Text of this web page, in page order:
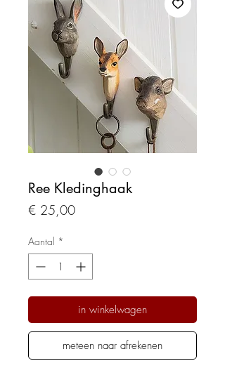
Ree Kledinghaak
€ 25,00Prijs
Aantal *
in winkelwagen
meteen naar afrekenen